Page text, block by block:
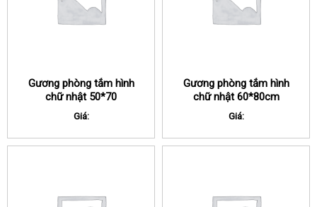
Gương phòng tắm hình
chữ nhật 50*70
Giá:
Gương phòng tắm hình
chữ nhật 60*80cm
Giá: